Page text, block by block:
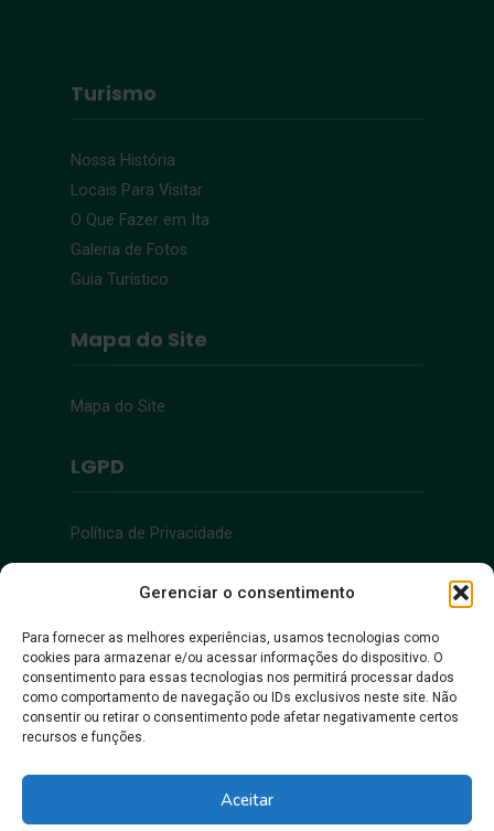
Gerenciar o consentimento
Para fornecer as melhores experiências, usamos tecnologias como
cookies para armazenar e/ou acessar informações do dispositivo. O
consentimento para essas tecnologias nos permitirá processar dados
como comportamento de navegação ou IDs exclusivos neste site. Não
consentir ou retirar o consentimento pode afetar negativamente certos
recursos e funções.
Aceitar
Turismo
Nossa História
Locais Para Visitar
O Que Fazer em Ita
Galeria de Fotos
Guia Turístico
Mapa do Site
Mapa do Site
LGPD
Política de Privacidade
Acessibilidade
Acessibilidade